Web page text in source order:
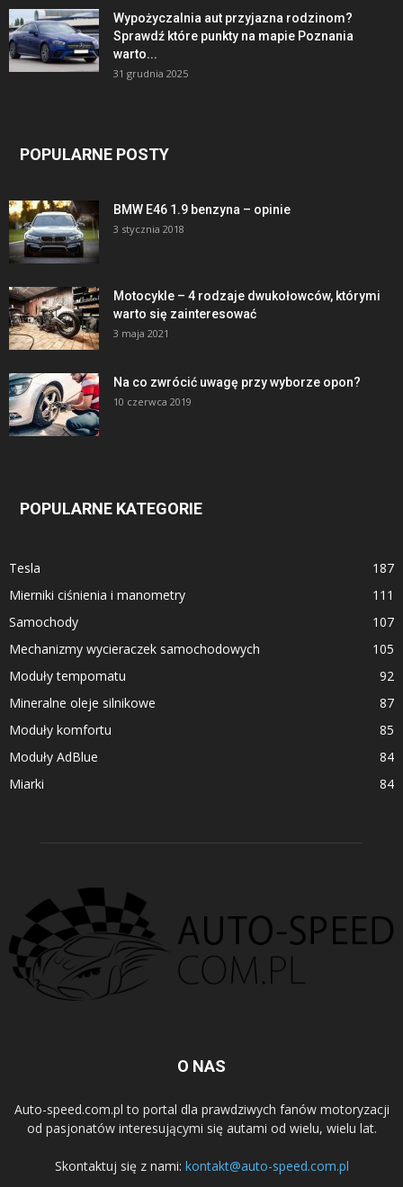
Wypożyczalnia aut przyjazna rodzinom?
Sprawdź które punkty na mapie Poznania
warto...
31 grudnia 2025
POPULARNE POSTY
BMW E46 1.9 benzyna – opinie
3 stycznia 2018
Motocykle – 4 rodzaje dwukołowców, którymi
warto się zainteresować
3 maja 2021
Na co zwrócić uwagę przy wyborze opon?
10 czerwca 2019
POPULARNE KATEGORIE
Tesla
187
Mierniki ciśnienia i manometry
111
Samochody
107
Mechanizmy wycieraczek samochodowych
105
Moduły tempomatu
92
Mineralne oleje silnikowe
87
Moduły komfortu
85
Moduły AdBlue
84
Miarki
84
O NAS
Auto-speed.com.pl to portal dla prawdziwych fanów motoryzacji
od pasjonatów interesującymi się autami od wielu, wielu lat.
Skontaktuj się z nami: kontakt@auto-speed.com.pl